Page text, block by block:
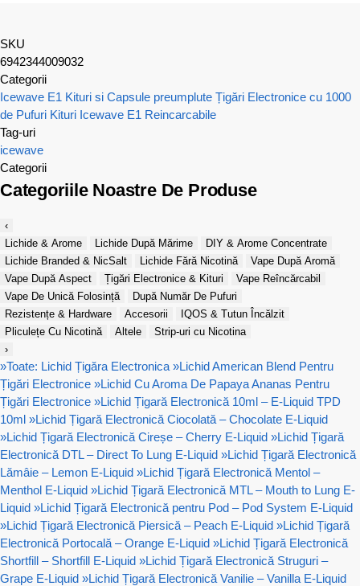
SKU
6942344009032
Categorii
Icewave E1 Kituri si Capsule preumplute Țigări Electronice cu 1000
de Pufuri Kituri Icewave E1 Reincarcabile
Tag-uri
icewave
Categorii
Categoriile Noastre De Produse
‹
Lichide & Arome
Lichide După Mărime
DIY & Arome Concentrate
Lichide Branded & NicSalt
Lichide Fără Nicotină
Vape După Aromă
Vape După Aspect
Țigări Electronice & Kituri
Vape Reîncărcabil
Vape De Unică Folosință
După Număr De Pufuri
Rezistențe & Hardware
Accesorii
IQOS & Tutun Încălzit
Pliculețe Cu Nicotină
Altele
Strip-uri cu Nicotina
›
»Toate: Lichid Țigăra Electronica »Lichid American Blend Pentru
Țigări Electronice »Lichid Cu Aroma De Papaya Ananas Pentru
Țigări Electronice »Lichid Țigară Electronică 10ml – E-Liquid TPD
10ml »Lichid Țigară Electronică Ciocolată – Chocolate E-Liquid
»Lichid Țigară Electronică Cireșe – Cherry E-Liquid »Lichid Țigară
Electronică DTL – Direct To Lung E-Liquid »Lichid Țigară Electronică
Lămâie – Lemon E-Liquid »Lichid Țigară Electronică Mentol –
Menthol E-Liquid »Lichid Țigară Electronică MTL – Mouth to Lung E-
Liquid »Lichid Țigară Electronică pentru Pod – Pod System E-Liquid
»Lichid Țigară Electronică Piersică – Peach E-Liquid »Lichid Țigară
Electronică Portocală – Orange E-Liquid »Lichid Țigară Electronică
Shortfill – Shortfill E-Liquid »Lichid Țigară Electronică Struguri –
Grape E-Liquid »Lichid Țigară Electronică Vanilie – Vanilla E-Liquid